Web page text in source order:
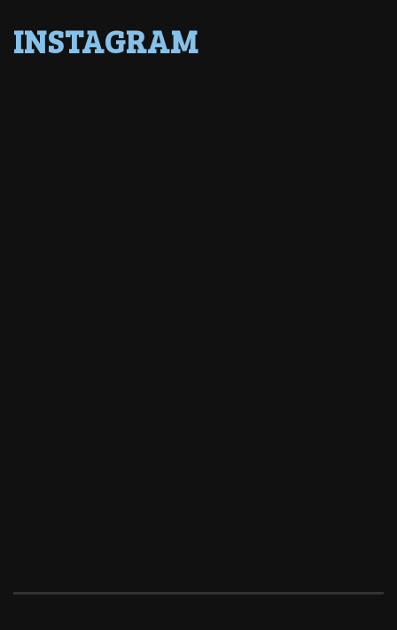
INSTAGRAM